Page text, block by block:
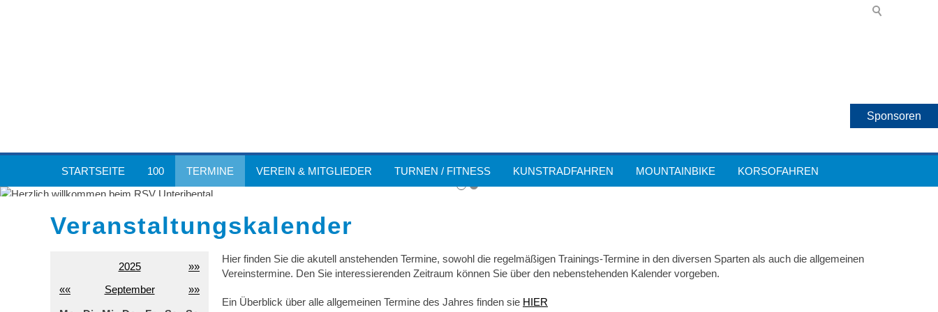
Sponsoren
STARTSEITE 100 TERMINE VEREIN & MITGLIEDER TURNEN / FITNESS KUNSTRADFAHREN MOUNTAINBIKE KORSOFAHREN
Veranstaltungskalender
2025
»»
««
September »»
Hier finden Sie die akutell anstehenden Termine, sowohl die regelmäßigen Trainings-Termine in den diversen Sparten als auch die allgemeinen
Vereinstermine. Den Sie interessierenden Zeitraum können Sie über den nebenstehenden Kalender vorgeben.
Ein Überblick über alle allgemeinen Termine des Jahres finden sie HIER